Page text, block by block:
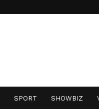
SPORT SHOWBIZ